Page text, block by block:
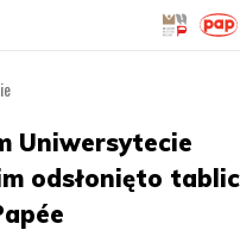
treści
Uniwersytecie
odsłonięto